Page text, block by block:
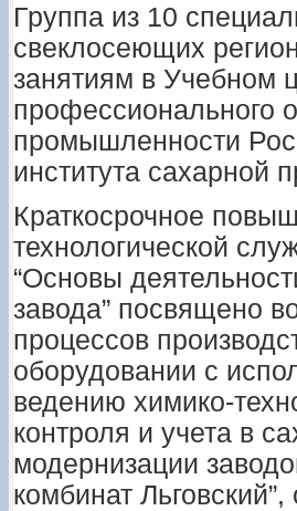
Группа из 10
свеклосеющих
занятиям в Учебном
профессионального
промышленности
института сахарной
Краткосрочное
технологической
“Основы
завода” посвящено
процессов
оборудовании с
ведению химико-
контроля и учета в
модернизации
комбинат